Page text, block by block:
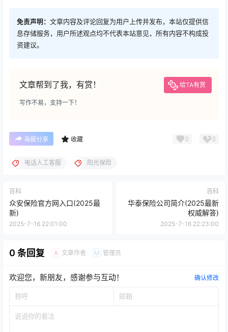
免责声明： 文章内容及评论回复为用户上传并发布，本站仅提供信
息存储服务，用户所述观点均不代表本站意见，所有内容不构成投
资建议。
文章帮到了我，有赏！ 给TA有赏
写作不易，支持一下！
海报分享 收藏 0 0
电话人工客服 阳光保险
百科
众安保险官方网入口(2025最
新)
2025-7-16 22:01:00
百科
华泰保险公司简介(2025最新
权威解答)
2025-7-16 22:23:00
0 条回复 A 文章作者 M 管理员
欢迎您，新朋友，感谢参与互动！ 确认修改